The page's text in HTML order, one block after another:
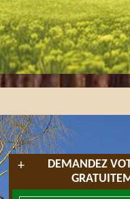
+
DEMANDEZ